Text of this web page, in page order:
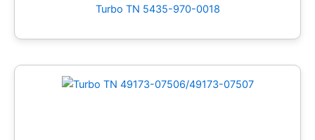
Turbo TN 5435-970-0018